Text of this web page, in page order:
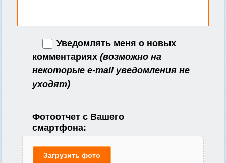
Уведомлять меня о новых
комментариях (возможно на
некоторые e-mail уведомления не
уходят)
Фотоотчет с Вашего
смартфона:
Загрузить фото